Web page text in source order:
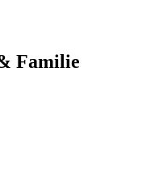
Familie